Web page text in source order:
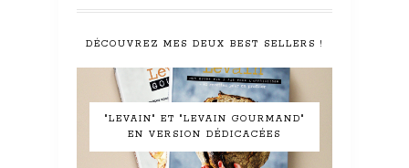
DÉCOUVREZ MES DEUX BEST SELLERS !
"LEVAIN" ET "LEVAIN GOURMAND"
EN VERSION DÉDICACÉES